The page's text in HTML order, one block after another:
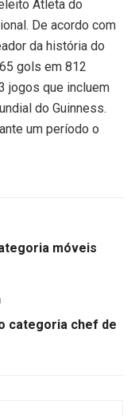
Atleta do
De acordo com
da história do
gols em 812
jogos que incluem
do Guinness.
um período o
móveis
categoria chef de